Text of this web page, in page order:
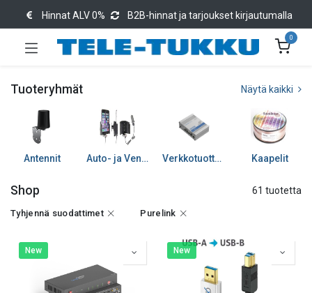
Hinnat ALV 0% B2B-hinnat ja tarjoukset kirjautumalla
0
Tuoteryhmät Näytä kaikki
Antennit Auto- ja Venetarvikkeet Verkkotuotteet Kaapelit
Shop 61 tuotetta
Tyhjennä suodattimet Purelink
New New